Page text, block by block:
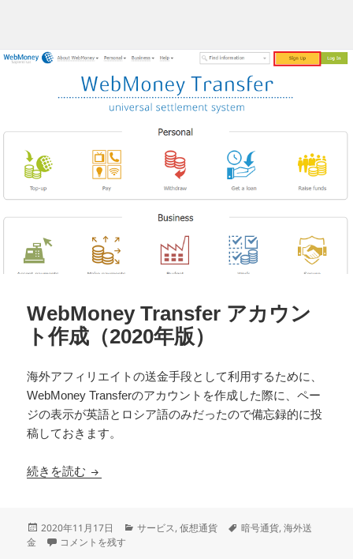
WebMoney Transfer アカウン
ト作成（2020年版）
海外アフィリエイトの送金手段として利用するために、
WebMoney Transferのアカウントを作成した際に、ペー
ジの表示が英語とロシア語のみだったので備忘録的に投
稿しておきます。
続きを読む WebMoney Transfer アカウント作成（2020年版）
投
稿
2020年11月17日
カ
サービス,仮想通貨
タ
暗号通貨,海外送
金
WebMoney Transfer アカウント作成（2020年版） に
コメントを残す